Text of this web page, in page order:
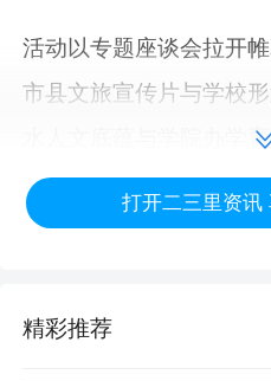
活动以专题座谈会拉开
市县文旅宣传片与学校
水人文底蕴与学院办学
授牌仪式，实习实践教
教学基地正式揭牌，意
会后，嘉宾们实地走访
打开二三里资讯
精彩推荐